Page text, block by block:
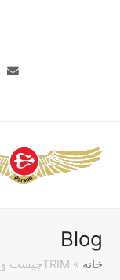
Blog
خانه » TRIMچیست و چگونه عمل می‌کند؟